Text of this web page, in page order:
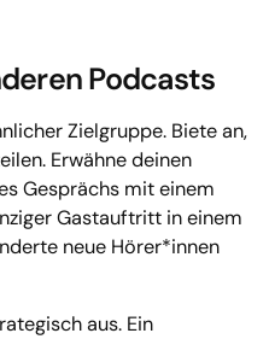
Podcasts
Zielgruppe. Biete an,
Erwähne deinen
Gesprächs mit einem
Gastauftritt in einem
neue Hörer*innen
aus. Ein